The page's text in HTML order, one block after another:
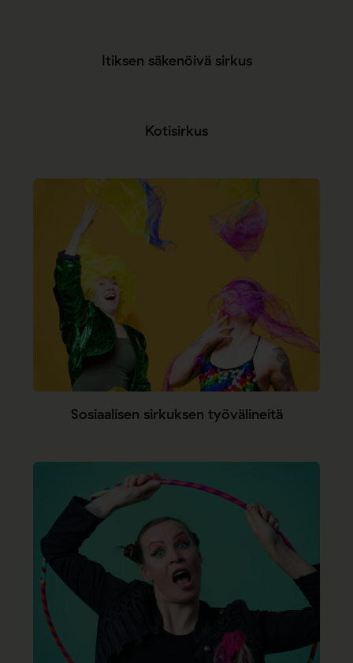
Itiksen säkenöivä sirkus
Kotisirkus
Sosiaalisen sirkuksen työvälineitä